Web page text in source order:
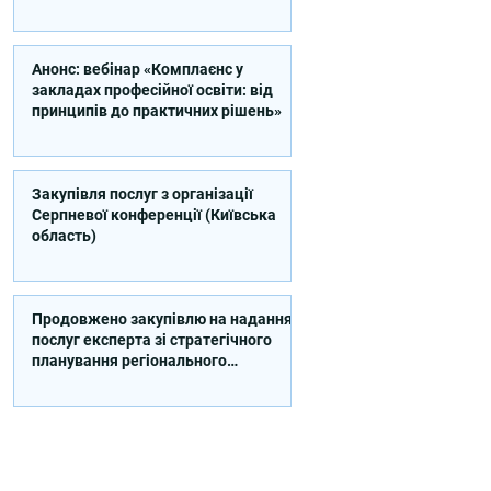
Анонс: вебінар «Комплаєнс у
закладах професійної освіти: від
принципів до практичних рішень»
Закупівля послуг з організації
Серпневої конференції (Київська
область)
Продовжено закупівлю на надання
послуг експерта зі стратегічного
планування регіонального
реалізації Швейцарсько-